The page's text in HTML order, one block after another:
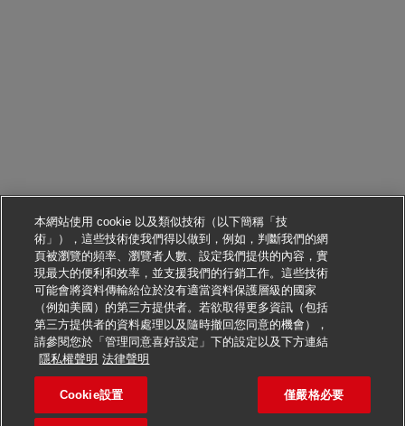
申請此職位
Minijob/ Aushilfe -
本網站使用 cookie 以及類似技術（以下簡稱「技
術」），這些技術使我們得以做到，例如，判斷我們的網
頁被瀏覽的頻率、瀏覽者人數、設定我們提供的內容，實
現最大的便利和效率，並支援我們的行銷工作。這些技術
可能會將資料傳輸給位於沒有適當資料保護層級的國家
（例如美國）的第三方提供者。若欲取得更多資訊（包括
第三方提供者的資料處理以及隨時撤回您同意的機會），
請參閱您於「管理同意喜好設定」下的設定以及下方連結
隱私權聲明 法律聲明
Cookie設置 僅嚴格必要